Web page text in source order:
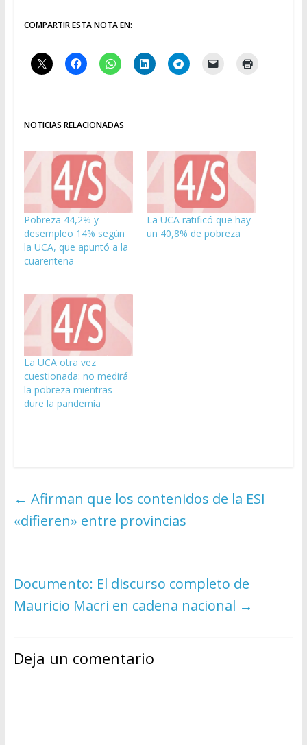
COMPARTIR ESTA NOTA EN:
NOTICIAS RELACIONADAS
Pobreza 44,2% y
desempleo 14% según
la UCA, que apuntó a la
cuarentena
La UCA ratificó que hay
un 40,8% de pobreza
La UCA otra vez
cuestionada: no medirá
la pobreza mientras
dure la pandemia
← Afirman que los contenidos de la ESI
«difieren» entre provincias
Documento: El discurso completo de
Mauricio Macri en cadena nacional →
Deja un comentario